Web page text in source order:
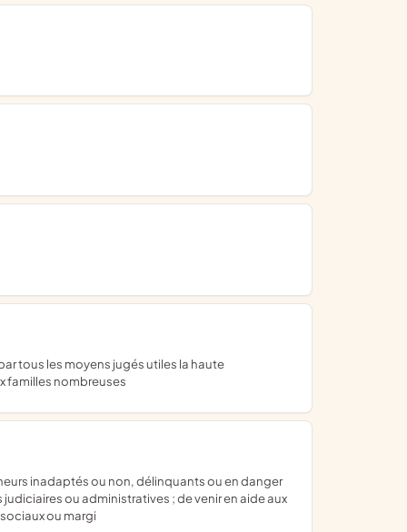
familles nombreuses
ou administratives ; de venir en aide aux
ou margi